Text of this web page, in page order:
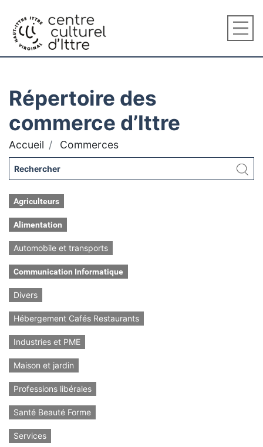
Répertoire des
commerce d’Ittre
Accueil Commerces
Agriculteurs
Alimentation
Automobile et transports
Communication Informatique
Divers
Hébergement Cafés Restaurants
Industries et PME
Maison et jardin
Professions libérales
Santé Beauté Forme
Services